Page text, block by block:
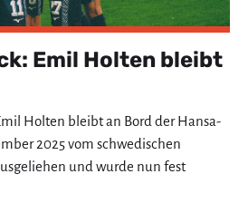
Emil Holten bleibt
Holten bleibt an Bord der Hansa-
2025 vom schwedischen
und wurde nun fest